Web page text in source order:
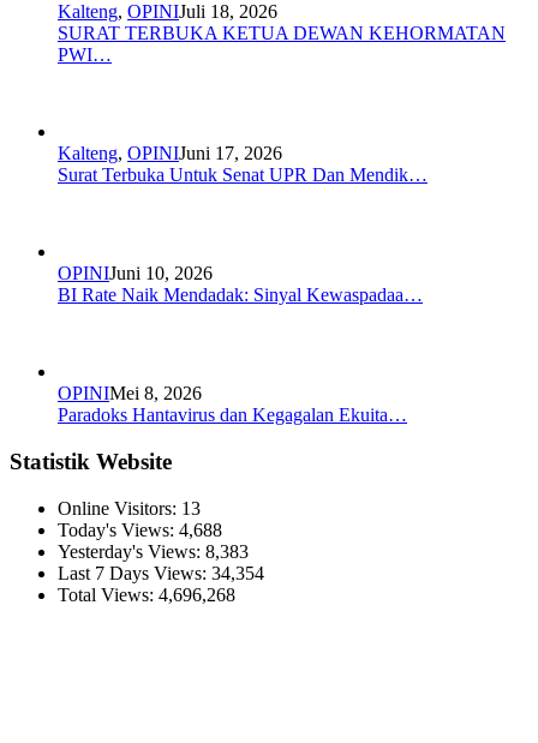
Kalteng, OPINIJuli 18, 2026
SURAT TERBUKA KETUA DEWAN KEHORMATAN
PWI…
Kalteng, OPINIJuni 17, 2026
Surat Terbuka Untuk Senat UPR Dan Mendik…
OPINIJuni 10, 2026
BI Rate Naik Mendadak: Sinyal Kewaspadaa…
OPINIMei 8, 2026
Paradoks Hantavirus dan Kegagalan Ekuita…
Statistik Website
Online Visitors: 13
Today's Views: 4,688
Yesterday's Views: 8,383
Last 7 Days Views: 34,354
Total Views: 4,696,268